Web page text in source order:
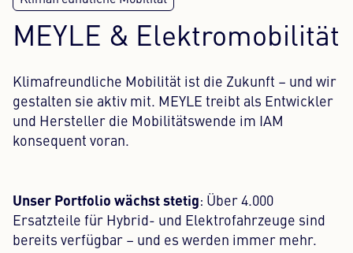
MEYLE & Elektromobilität
Klimafreundliche Mobilität ist die Zukunft – und wir
gestalten sie aktiv mit. MEYLE treibt als Entwickler
und Hersteller die Mobilitätswende im IAM
konsequent voran.
Unser Portfolio wächst stetig: Über 4.000
Ersatzteile für Hybrid- und Elektrofahrzeuge sind
bereits verfügbar – und es werden immer mehr.